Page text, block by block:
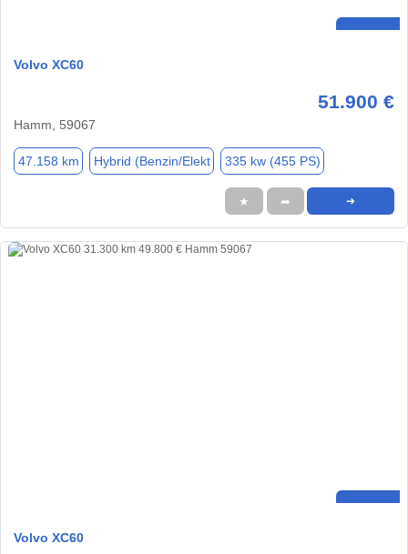
Volvo XC60
51.900 €
Hamm, 59067
47.158 km Hybrid (Benzin/Elekt 335 kw (455 PS)
★ ➦ ➜
Volvo XC60